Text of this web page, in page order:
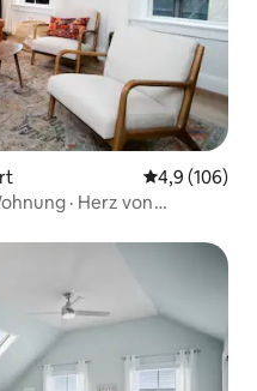
4,9 (106)
· Herz von